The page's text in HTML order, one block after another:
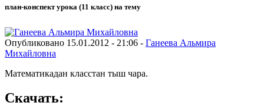
план-конспект урока (11 класс) на тему
Опубликовано 15.01.2012 - 21:06 - Ганеева Альмира
Михайловна
Математикадан класстан тыш чара.
Скачать: